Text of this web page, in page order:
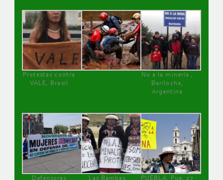
Protestas contra
VALE, Brasil
No a la minería ,
Bariloche,
Argentina
Defensoras
Las Bambas,
PUEBLA, Pue, 27